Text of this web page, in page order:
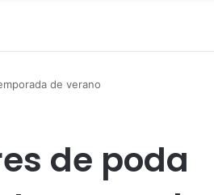
de verano
de poda